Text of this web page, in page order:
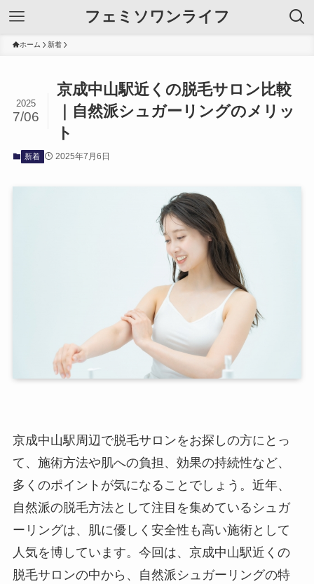
フェミソワンライフ
ホーム 新着
京成中山駅近くの脱毛サロン比較
｜自然派シュガーリングのメリッ
ト
2025
7/06
新着 2025年7月6日
京成中山駅周辺で脱毛サロンをお探しの方にとっ
て、施術方法や肌への負担、効果の持続性など、
多くのポイントが気になることでしょう。近年、
自然派の脱毛方法として注目を集めているシュガ
ーリングは、肌に優しく安全性も高い施術として
人気を博しています。今回は、京成中山駅近くの
脱毛サロンの中から、自然派シュガーリングの特